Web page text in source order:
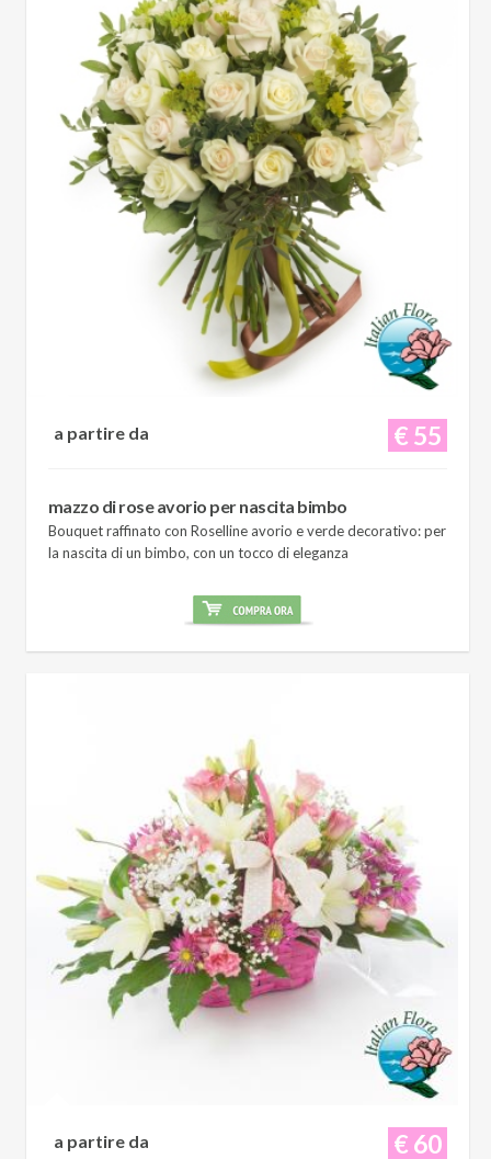
€ 55
a partire da
mazzo di rose avorio per nascita bimbo
Bouquet raffinato con Roselline avorio e verde decorativo: per
la nascita di un bimbo, con un tocco di eleganza
€ 60
a partire da